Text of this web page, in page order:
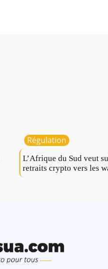
Régulation
L’Afrique du Sud veut
retraits crypto vers les